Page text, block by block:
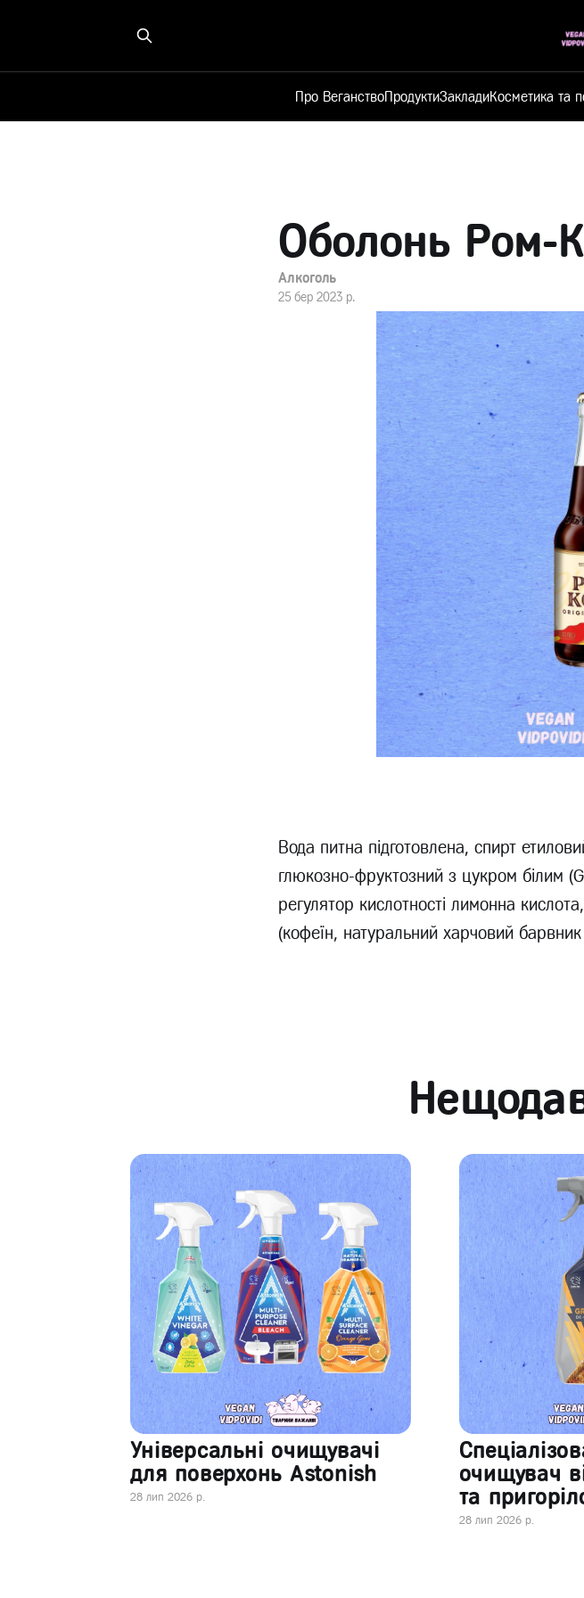
Про ВеганствоПродуктиЗакладиКосметика та
Оболонь Ром-
Алкоголь
25 бер 2023 р.
Вода питна підготовлена, спирт
глюкозно-фруктозний з цукром білим
регулятор кислотності лимонна
(кофеїн, натуральний харчовий барвник
Універсальні очищувачі
для поверхонь Astonish
28 лип 2026 р.
очищувач
та
28 лип 2026 р.